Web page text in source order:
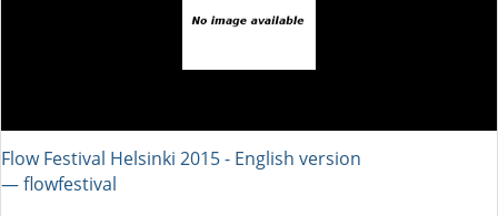
Flow Festival Helsinki 2015 - English version
― flowfestival